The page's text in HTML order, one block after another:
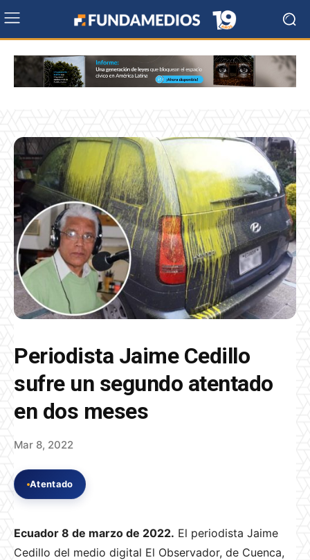
Periodista Jaime Cedillo
sufre un segundo atentado
en dos meses
Mar 8, 2022
Atentado
Ecuador 8 de marzo de 2022. El periodista Jaime
Cedillo del medio digital El Observador, de Cuenca,